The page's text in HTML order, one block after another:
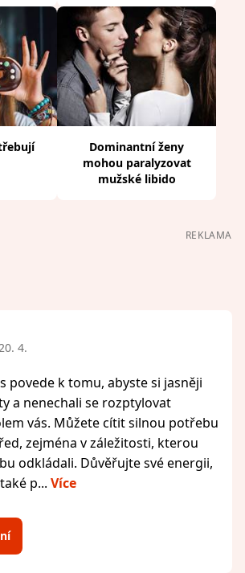
Dominantní ženy
mohou paralyzovat
mužské libido
REKLAMA
4.
povede k tomu, abyste si jasněji
a nenechali se rozptylovat
vás. Můžete cítit silnou potřebu
zejména v záležitosti, kterou
odkládali. Důvěřujte své energii,
p... Více